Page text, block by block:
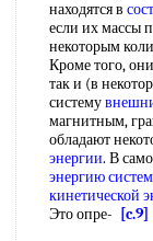
находятся в
если их массы
некоторым
Кроме того,
так и (в
систему
магнитным,
обладают
энергии. В
энергию
кинетической
Это опре-
[c.9]